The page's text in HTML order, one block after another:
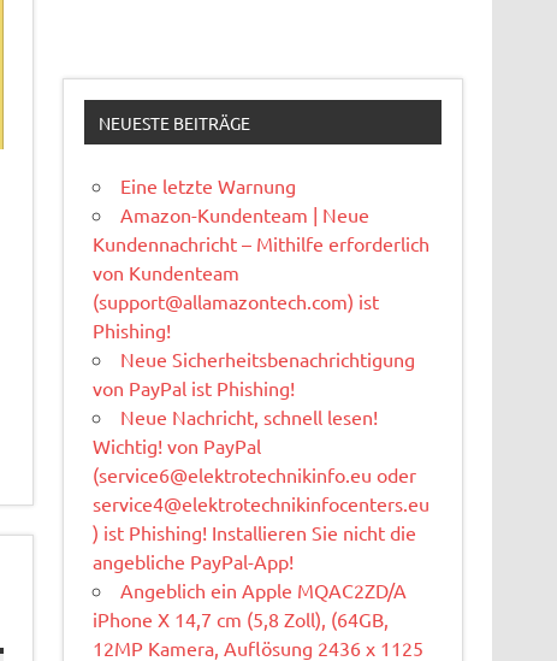
NEUESTE BEITRÄGE
Eine letzte Warnung
Amazon-Kundenteam | Neue
Kundennachricht – Mithilfe erforderlich
von Kundenteam
(support@allamazontech.com) ist
Phishing!
Neue Sicherheitsbenachrichtigung
von PayPal ist Phishing!
Neue Nachricht, schnell lesen!
Wichtig! von PayPal
(service6@elektrotechnikinfo.eu oder
service4@elektrotechnikinfocenters.eu
) ist Phishing! Installieren Sie nicht die
angebliche PayPal-App!
Angeblich ein Apple MQAC2ZD/A
iPhone X 14,7 cm (5,8 Zoll), (64GB,
12MP Kamera, Auflösung 2436 x 1125